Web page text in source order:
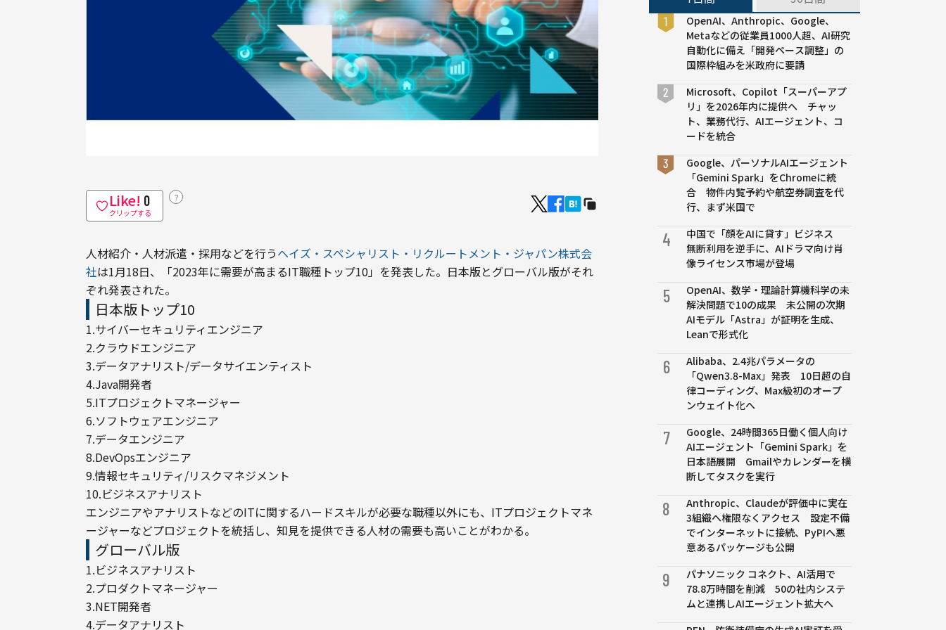
Like! 0
クリップする
？
人材紹介・人材派遣・採用などを行うヘイズ・スペシャリスト・リクルートメント・ジャパン株式会
社は1月18日、「2023年に需要が高まるIT職種トップ10」を発表した。日本版とグローバル版がそれ
ぞれ発表された。
日本版トップ10
1.サイバーセキュリティエンジニア
2.クラウドエンジニア
3.データアナリスト/データサイエンティスト
4.Java開発者
5.ITプロジェクトマネージャー
6.ソフトウェアエンジニア
7.データエンジニア
8.DevOpsエンジニア
9.情報セキュリティ/リスクマネジメント
10.ビジネスアナリスト
エンジニアやアナリストなどのITに関するハードスキルが必要な職種以外にも、ITプロジェクトマネ
ージャーなどプロジェクトを統括し、知見を提供できる人材の需要も高いことがわかる。
グローバル版
1.ビジネスアナリスト
2.プロダクトマネージャー
3.NET開発者
4.データアナリスト
OpenAI、Anthropic、Google、
Metaなどの従業員1000人超、AI研究
自動化に備え「開発ペース調整」の
国際枠組みを米政府に要請
Microsoft、Copilot「スーパーアプ
リ」を2026年内に提供へ チャッ
ト、業務代行、AIエージェント、コ
ードを統合
Google、パーソナルAIエージェント
「Gemini Spark」をChromeに統
合 物件内覧予約や航空券調査を代
行、まず米国で
4
中国で「顔をAIに貸す」ビジネス
無断利用を逆手に、AIドラマ向け肖
像ライセンス市場が登場
5
OpenAI、数学・理論計算機科学の未
解決問題で10の成果 未公開の次期
AIモデル「Astra」が証明を生成、
Leanで形式化
6
Alibaba、2.4兆パラメータの
「Qwen3.8-Max」発表 10日超の自
律コーディング、Max級初のオープ
ンウェイト化へ
7
Google、24時間365日働く個人向け
AIエージェント「Gemini Spark」を
日本語展開 Gmailやカレンダーを横
断してタスクを実行
8
Anthropic、Claudeが評価中に実在
3組織へ権限なくアクセス 設定不備
でインターネットに接続、PyPIへ悪
意あるパッケージも公開
9
パナソニック コネクト、AI活用で
78.8万時間を削減 50の社内システ
ムと連携しAIエージェント拡大へ